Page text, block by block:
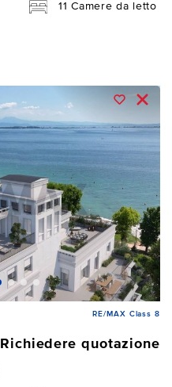
11 Camere da letto
RE/MAX Class 8
Richiedere quotazione